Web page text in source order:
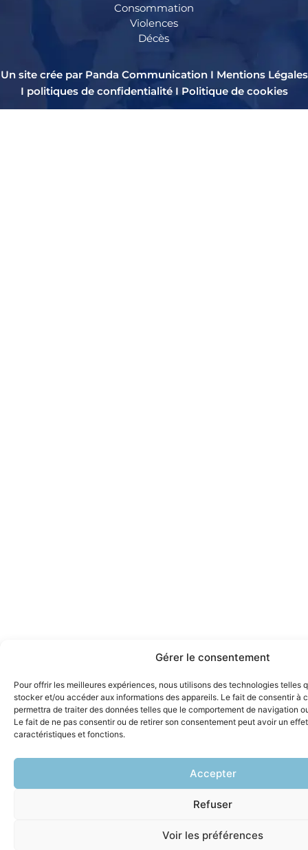
Gérer le consentement
Pour offrir les meilleures expériences, nous utilisons des technologies telles
stocker et/ou accéder aux informations des appareils. Le fait de consentir à
permettra de traiter des données telles que le comportement de navigation
Le fait de ne pas consentir ou de retirer son consentement peut avoir un
caractéristiques et fonctions.
Accepter
Refuser
Voir les préférences
Consommation
Violences
Décès
Un site crée par Panda Communication I Mentions Légales
I politiques de confidentialitéI Politique de cookies